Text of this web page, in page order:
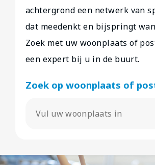
achtergrond een netwerk van
dat meedenkt en bijspringt
Zoek met uw woonplaats of
een expert bij u in de buurt.
Zoek op woonplaats of